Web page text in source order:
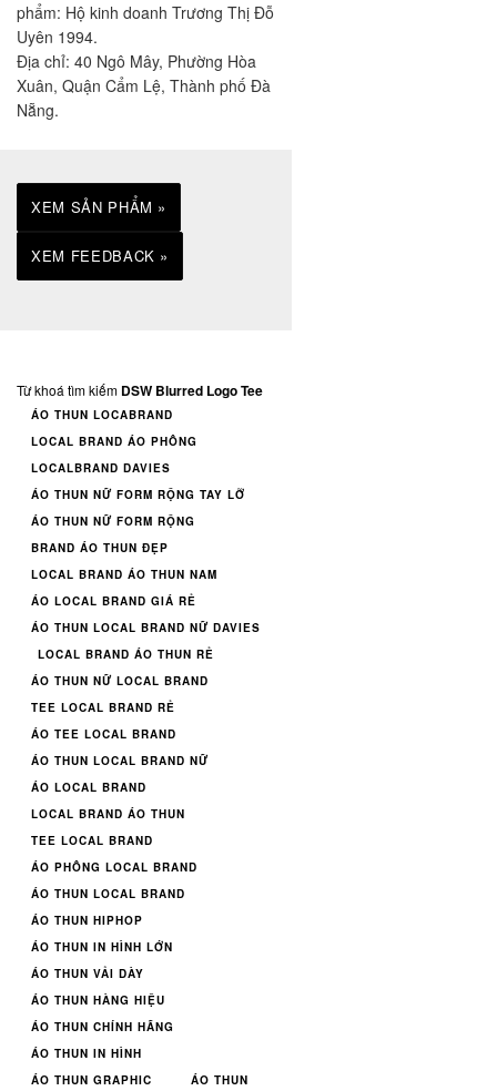
phẩm: Hộ kinh doanh Trương Thị Đỗ
Uyên 1994.
Địa chỉ: 40 Ngô Mây, Phường Hòa
Xuân, Quận Cẩm Lệ, Thành phố Đà
Nẵng.
XEM SẢN PHẨM »
XEM FEEDBACK »
Từ khoá tìm kiếm DSW Blurred Logo Tee
ÁO THUN LOCABRAND
LOCAL BRAND ÁO PHÔNG
LOCALBRAND DAVIES
ÁO THUN NỮ FORM RỘNG TAY LỠ
ÁO THUN NỮ FORM RỘNG
BRAND ÁO THUN ĐẸP
LOCAL BRAND ÁO THUN NAM
ÁO LOCAL BRAND GIÁ RẺ
ÁO THUN LOCAL BRAND NỮ DAVIES
LOCAL BRAND ÁO THUN RẺ
ÁO THUN NỮ LOCAL BRAND
TEE LOCAL BRAND RẺ
ÁO TEE LOCAL BRAND
ÁO THUN LOCAL BRAND NỮ
ÁO LOCAL BRAND
LOCAL BRAND ÁO THUN
TEE LOCAL BRAND
ÁO PHÔNG LOCAL BRAND
ÁO THUN LOCAL BRAND
ÁO THUN HIPHOP
ÁO THUN IN HÌNH LỚN
ÁO THUN VẢI DÀY
ÁO THUN HÀNG HIỆU
ÁO THUN CHÍNH HÃNG
ÁO THUN IN HÌNH
ÁO THUN GRAPHIC
ÁO THUN